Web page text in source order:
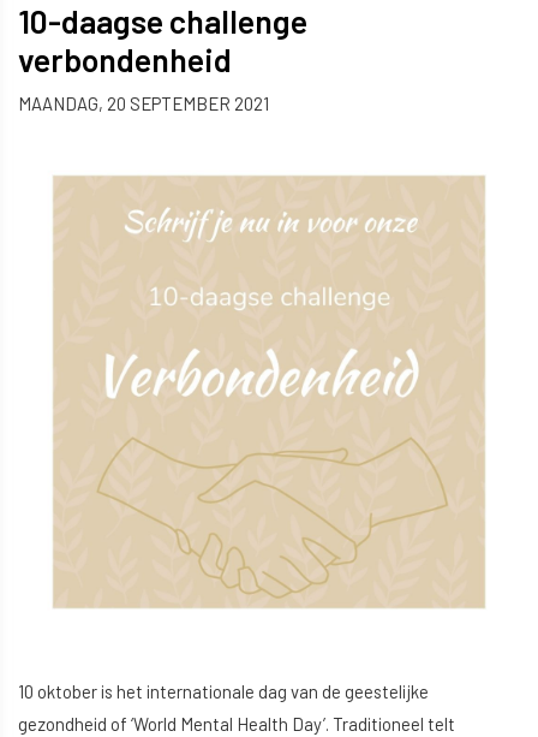
10-daagse challenge
verbondenheid
MAANDAG, 20 SEPTEMBER 2021
10 oktober is het internationale dag van de geestelijke
gezondheid of ‘World Mental Health Day’. Traditioneel telt